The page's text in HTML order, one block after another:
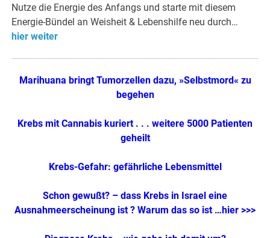
Nutze die Energie des Anfangs und starte mit diesem
Energie-Bündel an Weisheit & Lebenshilfe neu durch…
hier weiter
Marihuana bringt Tumorzellen dazu, »Selbstmord« zu
begehen
Krebs mit Cannabis kuriert . . . weitere 5000 Patienten
geheilt
Krebs-Gefahr: gefährliche Lebensmittel
Schon gewußt? – dass Krebs in Israel eine
Ausnahmeerscheinung ist ? Warum das so ist …hier >>>